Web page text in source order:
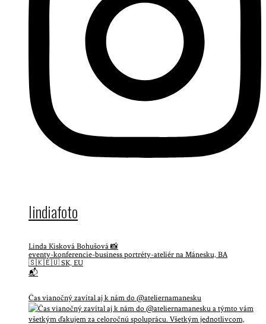
lindiafoto
Linda Kisková Bohušová 📸
eventy-konferencie-business portréty-ateliér na Mánesku, BA
🇸🇰🇪🇺 SK, EU
📬
Čas vianočný zavítal aj k nám do @ateliernamanesku